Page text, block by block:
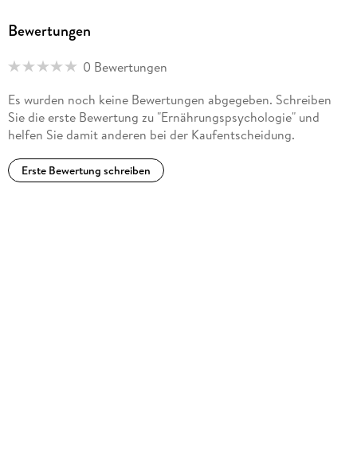
durch z. B. Ernährungsberatung.
Bewertungen
0 Bewertungen
Es wurden noch keine Bewertungen abgegeben. Schreiben
Sie die erste Bewertung zu "Ernährungspsychologie" und
helfen Sie damit anderen bei der Kaufentscheidung.
Erste Bewertung schreiben